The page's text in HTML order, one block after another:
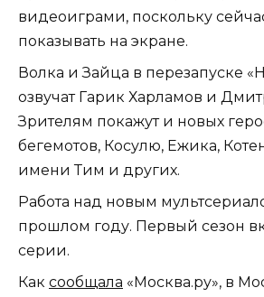
видеоиграми, поскольку
показывать на экране.
Волка и Зайца в перезапуске
озвучат Гарик Харламов и
Зрителям покажут и новых
бегемотов, Косулю, Ежика,
имени Тим и других.
Работа над новым
прошлом году. Первый сезон
серии.
Как сообщала «Москва.ру», в